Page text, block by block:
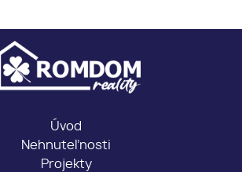
Úvod
Nehnuteľnosti
Projekty